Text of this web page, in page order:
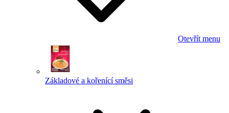
Otevřít menu
Základové a kořenící směsi